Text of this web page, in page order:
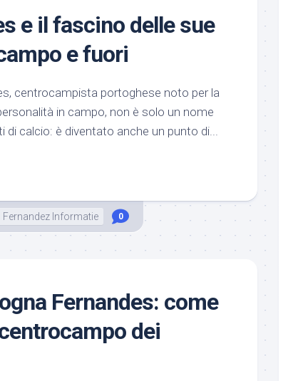
e il fascino delle sue
e fuori
centrocampista portoghese noto per la
in campo, non è solo un nome
di calcio: è diventato anche un punto di...
Fernandez Informatie 0
Fernandes: come
dei